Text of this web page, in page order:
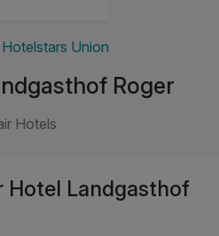
Union
Roger
Hotels
Hotel Landgasthof